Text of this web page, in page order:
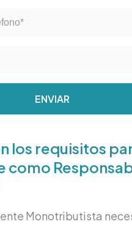
ENVIAR
los requisitos
como
Monotributista